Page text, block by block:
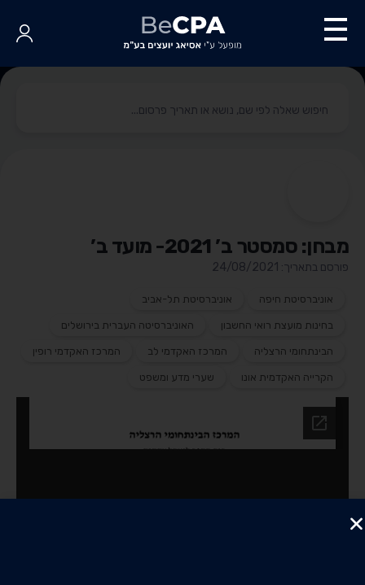
מבחן: סמסטר ב’ 2021- מועד ב’
פורסם בתאריך: 24/08/2021
אוניברסיטת חיפה אוניברסיטת תל-אביב
בחינות מועצת רואי החשבון האוניברסיטה העברית בירושלים
הבינתחומי הרצליה המרכז האקדמי לב המרכז האקדמי רופין
הקרייה האקדמית אונו שערי מדע ומשפט